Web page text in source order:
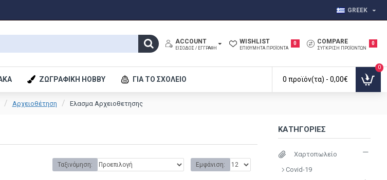
GREEK
ACCOUNT
ΕΊΣΟΔΟΣ / ΕΓΓΡΑΦΉ
WISHLIST
ΕΠΙΘΥΜΗΤΆ ΠΡΟΪΌΝΤΑ
0 COMPARE
ΣΎΓΚΡΙΣΗ ΠΡΟΪΌΝΤΩΝ
0
ΖΩΓΡΑΦΙΚΉ HOBBY ΓΙΑ ΤΟ ΣΧΟΛΕΊΟ 0 προϊόν(τα) - 0,00€
0
Αρχειοθέτηση Ελασμα Αρχειοθετησης
Ταξινόμηση: Εμφάνιση:
ΚΑΤΗΓΟΡΊΕΣ
Χαρτοπωλείο
Covid-19